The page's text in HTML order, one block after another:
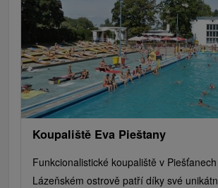
Koupaliště Eva Pieštany
Funkcionalistické koupaliště v
Lázeňském ostrově patří díky své